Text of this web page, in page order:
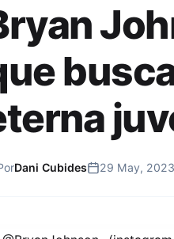
Dani Cubides 29 May, 2023